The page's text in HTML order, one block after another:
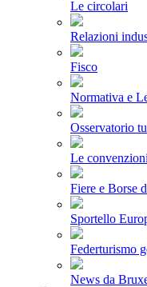
Le circolari
Relazioni
Fisco
Normativa e
Osservatorio
Le convenzioni
Fiere e Borse
Sportello
Federturismo
News da